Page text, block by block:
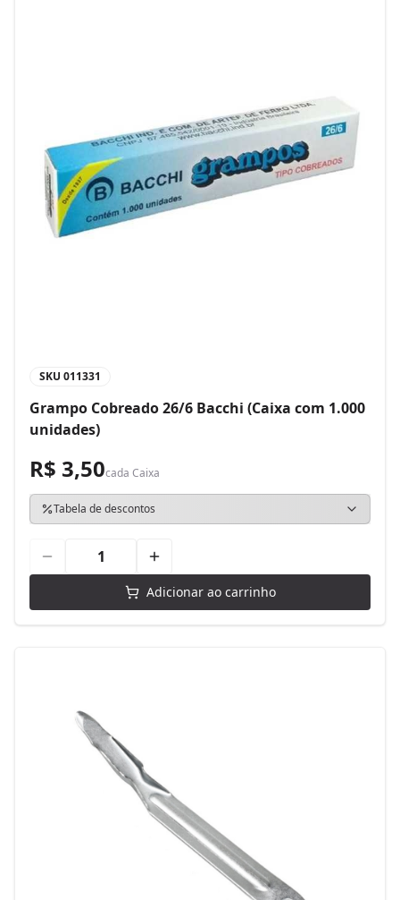
SKU 011331
Grampo Cobreado 26/6 Bacchi (Caixa com 1.000
unidades)
R$ 3,50cada Caixa
Tabela de descontos
Adicionar ao carrinho